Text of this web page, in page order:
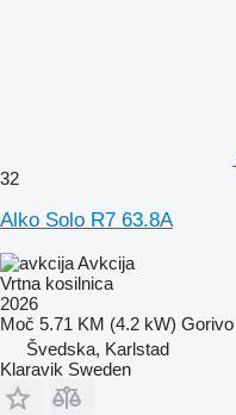
32
Alko Solo R7 63.8A
Avkcija
Vrtna kosilnica
2026
Moč 5.71 KM (4.2 kW) Gorivo
Švedska, Karlstad
Klaravik Sweden